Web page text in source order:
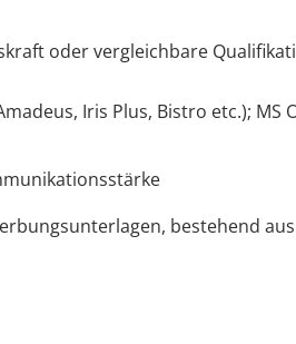
oder vergleichbare
Iris Plus, Bistro etc.); MS
bestehend